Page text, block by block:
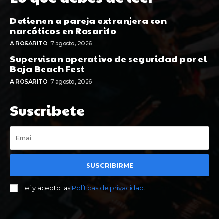
Detienen a pareja extranjera con
narcóticos en Rosarito
A ROSARITO 7 agosto, 2026
Supervisan operativo de seguridad por el
Baja Beach Fest
A ROSARITO 7 agosto, 2026
Suscribete
SUSCRIBIRME
Lei y acepto las Políticas de privacidad